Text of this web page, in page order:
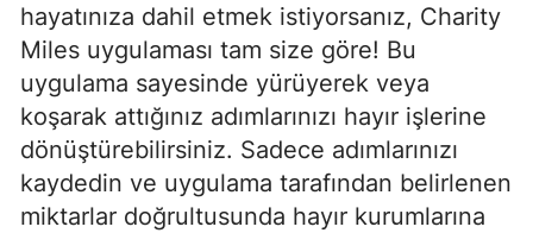
hayatınıza dahil etmek istiyorsanız, Charity
Miles uygulaması tam size göre! Bu
uygulama sayesinde yürüyerek veya
koşarak attığınız adımlarınızı hayır işlerine
dönüştürebilirsiniz. Sadece adımlarınızı
kaydedin ve uygulama tarafından belirlenen
miktarlar doğrultusunda hayır kurumlarına